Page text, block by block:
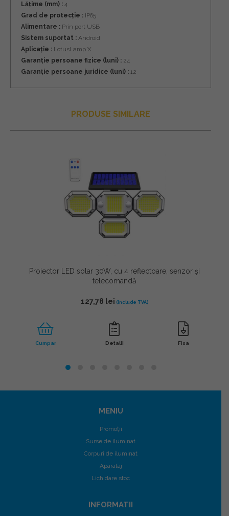
Lățime (mm) : 4
Grad de protecție : IP65
Alimentare : Prin port USB
Sistem suportat : Android
Aplicație : LotusLamp X
Garanție persoane fizice (luni) : 24
Garanție persoane juridice (luni) : 12
PRODUSE SIMILARE
Proiector LED solar 30W, cu 4 reflectoare, senzor și
telecomandă
127,78 lei
Cumpar Detalii Fisa
MENIU
Promoții
Surse de iluminat
Corpuri de iluminat
Aparataj
Lichidare stoc
INFORMATII